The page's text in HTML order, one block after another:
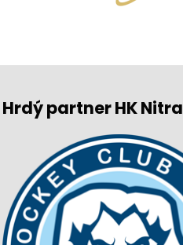
Hrdý partner HK Nitra